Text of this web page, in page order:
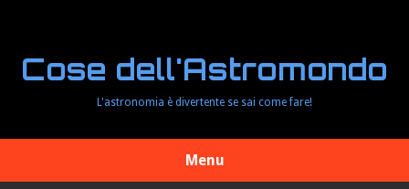
Cose dell'Astromondo
L'astronomia è divertente se sai come fare!
Menu